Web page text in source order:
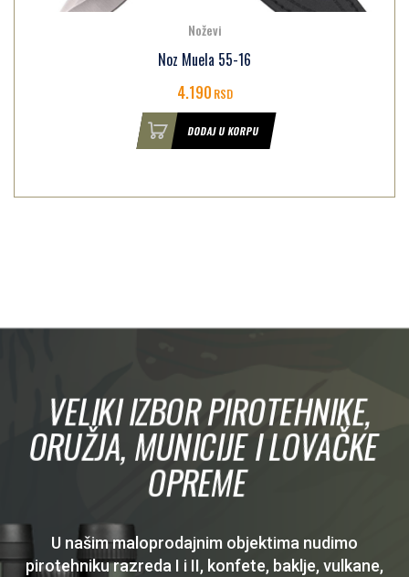
Noževi
Noz Muela 55-16
4.190RSD
DODAJ U KORPU
VELIKI IZBOR PIROTEHNIKE,
ORUŽJA, MUNICIJE I LOVAČKE
OPREME
U našim maloprodajnim objektima nudimo
pirotehniku razreda I i II, konfete, baklje, vulkane,